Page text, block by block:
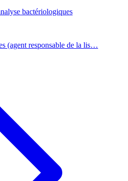
bactériologiques
(agent responsable de la lis…